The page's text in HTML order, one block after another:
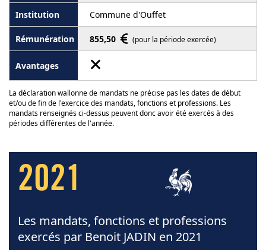
Commune d'Ouffet
855,50 (pour la période exercée)
La déclaration wallonne de mandats ne précise pas les dates de début
et/ou de fin de l'exercice des mandats, fonctions et professions. Les
mandats renseignés ci-dessus peuvent donc avoir été exercés à des
périodes différentes de l'année.
2021
Les mandats, fonctions et professions
exercés par Benoit JADIN en 2021